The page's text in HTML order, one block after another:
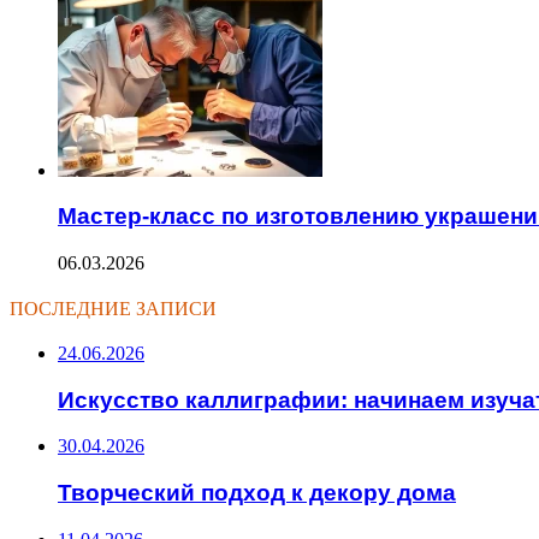
Мастер-класс по изготовлению
06.03.2026
ПОСЛЕДНИЕ ЗАПИСИ
24.06.2026
Искусство каллиграфии: начинаем
30.04.2026
Творческий подход к декору дома